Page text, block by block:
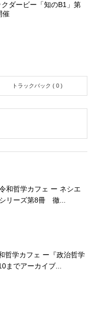
ダービー「知のB1」第
催
トラックバック ( 0 )
和哲学カフェ ー ネシエ
リーズ第8冊 徹...
哲学カフェ ー『政治哲学
までアーカイブ...